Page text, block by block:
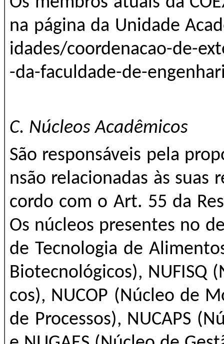
na página da Unidade
idades/coordenacao-de-
-da-faculdade-de-
C. Núcleos Acadêmicos
São responsáveis pela
nsão relacionadas às suas
cordo com o Art. 55 da
Os núcleos presentes no
de Tecnologia de
Biotecnológicos), NUFISQ
cos), NUCOP (Núcleo de
de Processos), NUCAPS